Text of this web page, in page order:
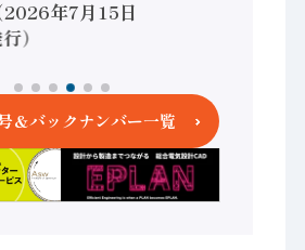
年7月15日
）
＆バックナンバー一覧